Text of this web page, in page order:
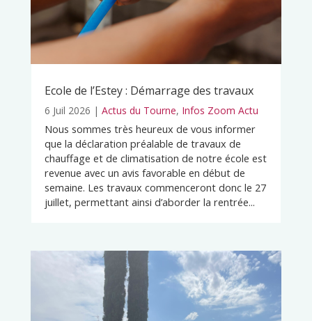
Ecole de l’Estey : Démarrage des travaux
6 Juil 2026 | Actus du Tourne, Infos Zoom Actu
Nous sommes très heureux de vous informer
que la déclaration préalable de travaux de
chauffage et de climatisation de notre école est
revenue avec un avis favorable en début de
semaine. Les travaux commenceront donc le 27
juillet, permettant ainsi d’aborder la rentrée...